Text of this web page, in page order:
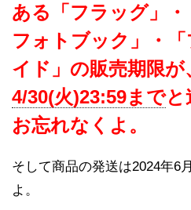
ある「フラッグ」
フォトブック」・
イド」の販売期限が
4/30(火)23:59までと
お忘れなくよ。
そして商品の発送は2024年6
よ。